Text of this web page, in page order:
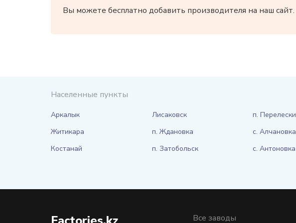
Вы можете бесплатно добавить производителя на наш сайт.
Населенные пункты
Аркалык
Житикара
Костанай
Лисаковск
п. Ждановка
п. Затобольск
п. Перелески
с. Алчановка
с. Антоновка
Все заводы